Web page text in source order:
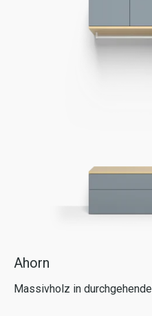
Ahorn
Massivholz in